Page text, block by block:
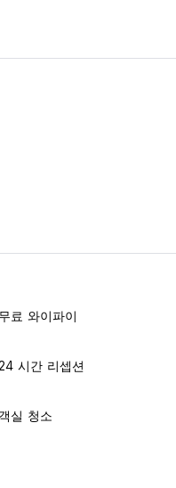
무료 와이파이
24 시간 리셉션
객실 청소